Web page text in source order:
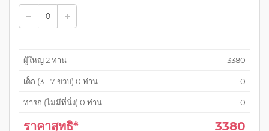
ผู้ใหญ่2ท่าน 3380
เด็ก (3 - 7 ขวบ) 0 ท่าน 0
ทารก (ไม่มีที่นั่ง) 0 ท่าน 0
ราคาสุทธิ* 3380